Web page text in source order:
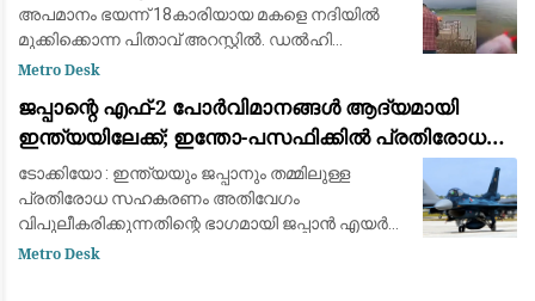
അപമാനം ഭയന്ന് 18കാരിയായ മകളെ നദിയിൽ
മുക്കിക്കൊന്ന പിതാവ് അറസ്റ്റിൽ. ഡൽഹി
സ്വദേശിയായ ലഖ്പത് സിങ്ങാണ് മകളെ
കണ്ടെത്തൽ. സംഭവത്തിൽ പിതാവി
Metro Desk
ജപ്പാന്റെ എഫ്-2 പോർവിമാനങ്ങൾ ആദ്യമായി
ഇന്ത്യയിലേക്ക്; ഇന്തോ-പസഫിക്കിൽ പ്രതിരോധ
സഹകരണം ശക്തമാക്കാൻ തീരുമാനം
ടോക്കിയോ : ഇന്ത്യയും ജപ്പാനും തമ്മിലുള്ള
പ്രതിരോധ സഹകരണം അതിവേഗം
വിപുലീകരിക്കുന്നതിന്റെ ഭാഗമായി ജപ്പാൻ എയർ
സെൽഫ് ഡിഫൻസ് ഫോഴ്സിന്റെ (JASDF) എഫ്-2 (F-
Metro Desk